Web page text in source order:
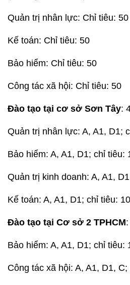
Quản trị nhân lực: Chỉ tiêu: 50
Kế toán: Chỉ tiêu: 50
Bảo hiểm: Chỉ tiêu: 50
Công tác xã hội: Chỉ tiêu: 50
Đào tạo tại cơ sở Sơn Tây:
Quản trị nhân lực: A, A1, D1;
Bảo hiểm: A, A1, D1; chỉ tiêu:
Quản trị kinh doanh: A, A1,
Kế toán: A, A1, D1; chỉ tiêu:
Đào tạo tại Cơ sở 2 TPHCM
Bảo hiểm: A, A1, D1; chỉ tiêu:
Công tác xã hội: A, A1, D1,